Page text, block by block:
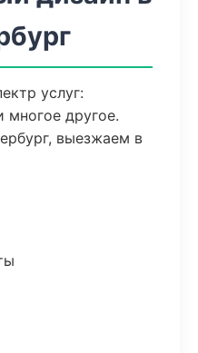
услуг:
другое.
выезжаем в